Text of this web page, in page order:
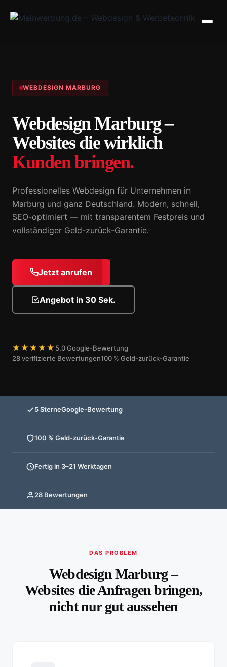
WEBDESIGN MARBURG
Webdesign Marburg –
Websites die wirklich
Kunden bringen.
Professionelles Webdesign für Unternehmen in
Marburg und ganz Deutschland. Modern, schnell,
SEO-optimiert — mit transparentem Festpreis und
vollständiger Geld-zurück-Garantie.
Jetzt anrufen
Angebot in 30 Sek.
★★★★★ 5,0 Google-Bewertung
28 verifizierte Bewertungen100 % Geld-zurück-Garantie
5 SterneGoogle-Bewertung
100 % Geld-zurück-Garantie
Fertig in 3–21 Werktagen
28 Bewertungen
DAS PROBLEM
Webdesign Marburg –
Websites die Anfragen bringen,
nicht nur gut aussehen